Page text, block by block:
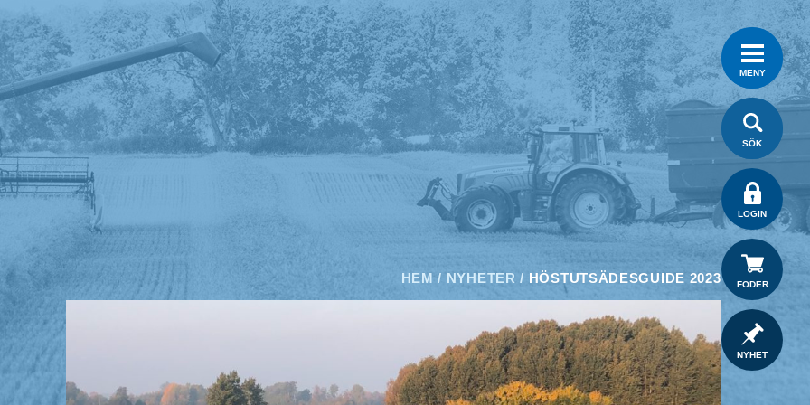
MENY
SÖK
LOGIN
FODER
NYHET
HEM / NYHETER / HÖSTUTSÄDESGUIDE 2023